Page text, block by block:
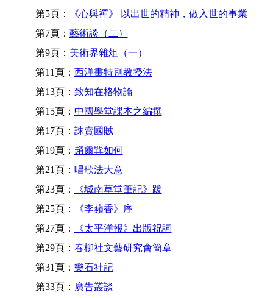
第5頁：
《心與禪》 以出世的精神，做入世的事業
第7頁： 藝術談（二）
第9頁： 美術界雜俎（一）
第11頁： 西洋畫特別教授法
第13頁： 致知在格物論
第15頁： 中國學堂課本之編撰
第17頁： 誅賣國賊
第19頁： 趙爾巽如何
第21頁： 唱歌法大意
第23頁：
《城南草堂筆記》跋
第25頁：
《李蘋香》序
第27頁：
《太平洋報》出版祝詞
第29頁： 春柳社文藝研究會簡章
第31頁： 樂石社記
第33頁： 廣告叢談